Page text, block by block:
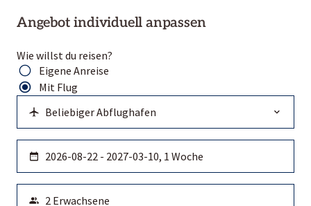
Angebot individuell anpassen
Wie willst du reisen?
Eigene Anreise
Mit Flug